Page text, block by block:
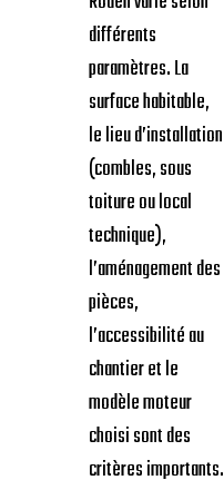
différents
paramètres. La
surface habitable,
le lieu d’installation
(combles, sous
toiture ou local
technique),
l’aménagement des
pièces,
l’accessibilité au
chantier et le
modèle moteur
choisi sont des
critères importants.